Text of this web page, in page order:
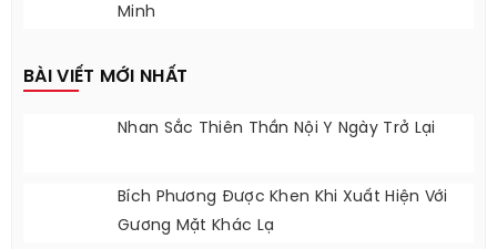
Minh
BÀI VIẾT MỚI NHẤT
Nhan Sắc Thiên Thần Nội Y Ngày Trở Lại
Bích Phương Được Khen Khi Xuất Hiện Với
Gương Mặt Khác Lạ